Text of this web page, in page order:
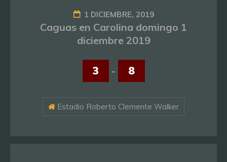
1 DICIEMBRE, 2019
Caguas en Carolina domingo 1
diciembre 2019
3 - 8
Estadio Roberto Clemente Walker